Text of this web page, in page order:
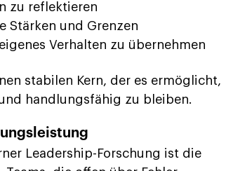
zu reflektieren
Stärken und Grenzen
Verhalten zu übernehmen
stabilen Kern, der es ermöglicht,
handlungsfähig zu bleiben.
Leadership-Forschung ist die